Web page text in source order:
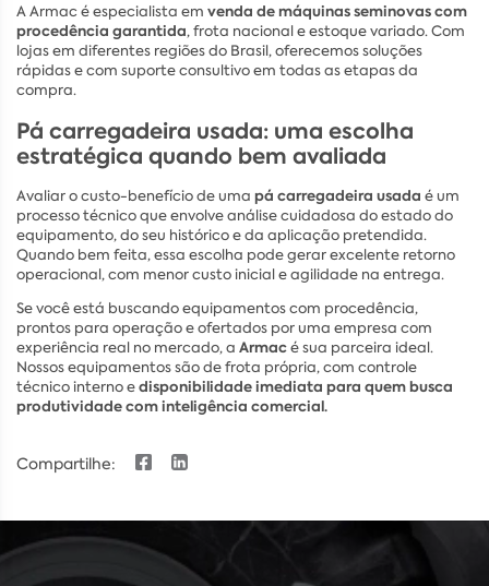
A Armac é especialista em venda de máquinas seminovas com
procedência garantida, frota nacional e estoque variado. Com
lojas em diferentes regiões do Brasil, oferecemos soluções
rápidas e com suporte consultivo em todas as etapas da
compra.
Pá carregadeira usada: uma escolha
estratégica quando bem avaliada
Avaliar o custo-benefício de uma pá carregadeira usada é um
processo técnico que envolve análise cuidadosa do estado do
equipamento, do seu histórico e da aplicação pretendida.
Quando bem feita, essa escolha pode gerar excelente retorno
operacional, com menor custo inicial e agilidade na entrega.
Se você está buscando equipamentos com procedência,
prontos para operação e ofertados por uma empresa com
experiência real no mercado, a Armacé sua parceira ideal.
Nossos equipamentos são de frota própria, com controle
técnico interno edisponibilidade imediata para quem busca
produtividade com inteligência comercial.
Compartilhe: